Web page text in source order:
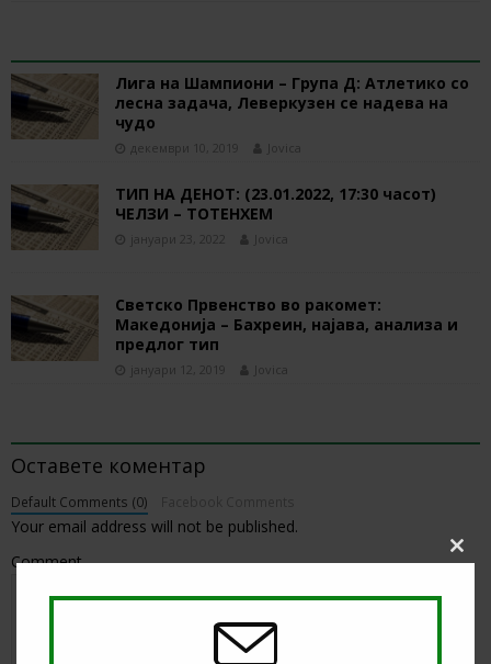
Лига на Шампиони – Група Д: Атлетико со
лесна задача, Леверкузен се надева на
чудо
декември 10, 2019 Jovica
ТИП НА ДЕНОТ: (23.01.2022, 17:30 часот)
ЧЕЛЗИ – ТОТЕНХЕМ
јануари 23, 2022 Jovica
Светско Првенство во ракомет:
Македонија – Бахреин, најава, анализа и
предлог тип
јануари 12, 2019 Jovica
Оставете коментар
Default Comments (0)
Your email address will not be published.
Comment
Close